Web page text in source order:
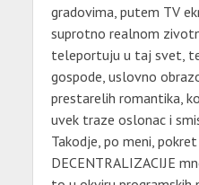
gradovima, putem TV
suprotno realnom
teleportuju u taj svet,
gospode, uslovno
prestarelih romantika,
uvek traze oslonac i
Takodje, po meni,
DECENTRALIZACIJE